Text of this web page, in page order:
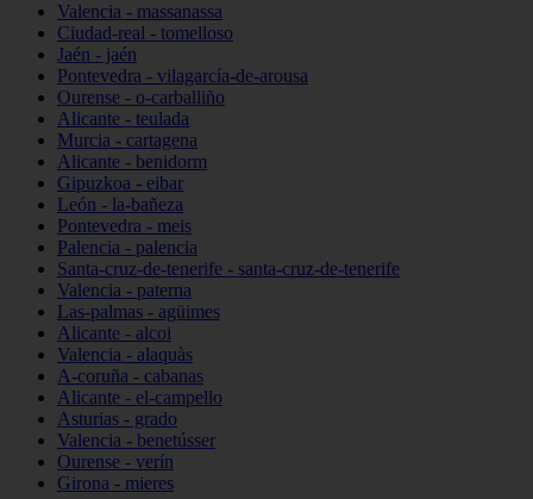
Valencia - massanassa
Ciudad-real - tomelloso
Jaén - jaén
Pontevedra - vilagarcía-de-arousa
Ourense - o-carballiño
Alicante - teulada
Murcia - cartagena
Alicante - benidorm
Gipuzkoa - eibar
León - la-bañeza
Pontevedra - meis
Palencia - palencia
Santa-cruz-de-tenerife - santa-cruz-de-tenerife
Valencia - paterna
Las-palmas - agüimes
Alicante - alcoi
Valencia - alaquàs
A-coruña - cabanas
Alicante - el-campello
Asturias - grado
Valencia - benetússer
Ourense - verín
Girona - mieres